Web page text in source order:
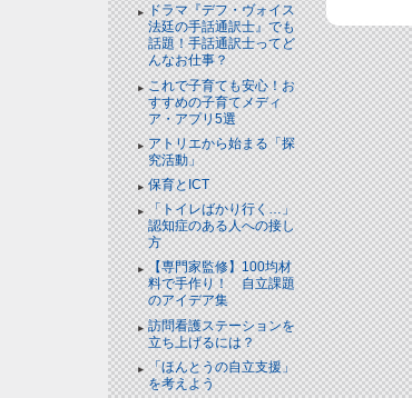
ドラマ『デフ・ヴォイス
法廷の手話通訳士』でも
話題！手話通訳士ってど
んなお仕事？
これで子育ても安心！お
すすめの子育てメディ
ア・アプリ5選
アトリエから始まる「探
究活動」
保育とICT
「トイレばかり行く…」
認知症のある人への接し
方
【専門家監修】100均材
料で手作り！ 自立課題
のアイデア集
訪問看護ステーションを
立ち上げるには？
「ほんとうの自立支援」
を考えよう